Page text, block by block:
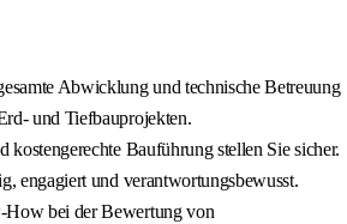
Abwicklung und technische Betreuung
und Tiefbauprojekten.
kostengerechte Bauführung stellen Sie sicher.
engagiert und verantwortungsbewusst.
bei der Bewertung von